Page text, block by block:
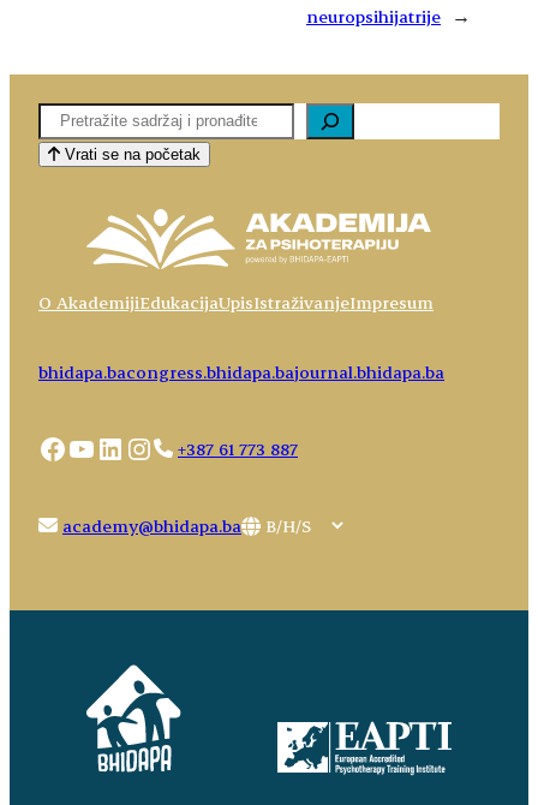
neuropsihijatrije
→
Pretaga
Vrati se na početak
O AkademijiEdukacijaUpisIstraživanjeImpresum
bhidapa.bacongress.bhidapa.bajournal.bhidapa.ba
Facebook
YouTube
LinkedIn
Instagram
+387 61 773 887
academy@bhidapa.ba
Choose